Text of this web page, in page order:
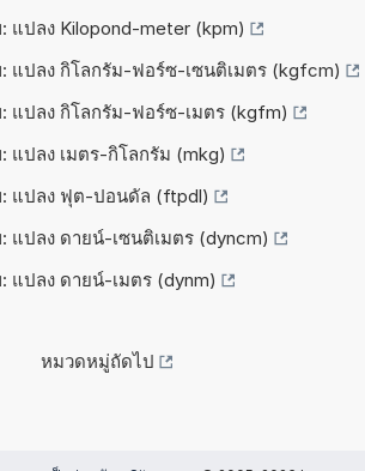
: แปลง Kilopond-meter (kpm)
: แปลง กิโลกรัม-ฟอร์ซ-เซนติเมตร (kgfcm)
: แปลง กิโลกรัม-ฟอร์ซ-เมตร (kgfm)
: แปลง เมตร-กิโลกรัม (mkg)
: แปลง ฟุต-ปอนดัล (ftpdl)
: แปลง ดายน์-เซนติเมตร (dyncm)
: แปลง ดายน์-เมตร (dynm)
หมวดหมู่ถัดไป